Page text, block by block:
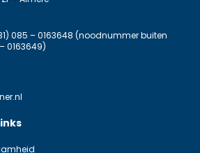
085 – 0163648 (noodnummer buiten
0163649)